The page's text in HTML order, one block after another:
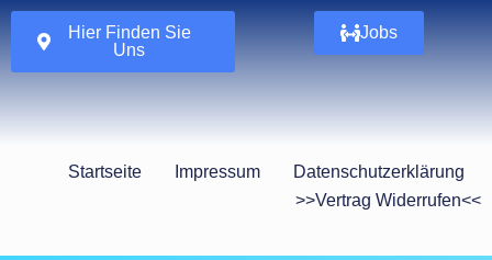
Hier Finden Sie
Uns
Jobs
Startseite Impressum
Datenschutzerklärung
>>Vertrag Widerrufen<<